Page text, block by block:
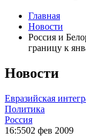
Главная
Новости
Россия и
границу к
Новости
Евразийская
Политика
Россия
16:5502 фев 2009